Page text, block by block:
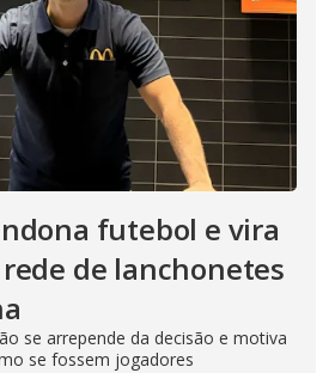
futebol e vira
de lanchonetes
se arrepende da decisão e motiva
se fossem jogadores